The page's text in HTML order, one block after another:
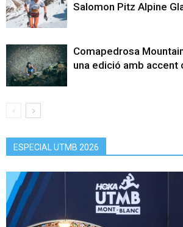
Salomon Pitz Alpine
Comapedrosa
una edició amb accent
ESPECIAL UTMB 2026